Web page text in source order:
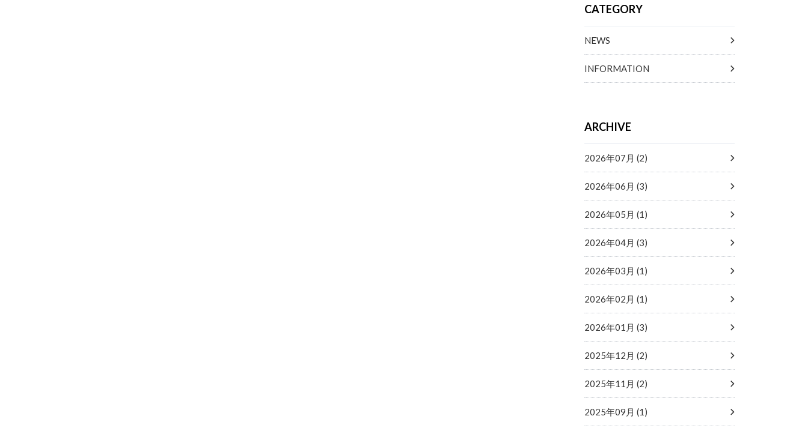
CATEGORY
NEWS
INFORMATION
ARCHIVE
2026年07月 (2)
2026年06月 (3)
2026年05月 (1)
2026年04月 (3)
2026年03月 (1)
2026年02月 (1)
2026年01月 (3)
2025年12月 (2)
2025年11月 (2)
2025年09月 (1)